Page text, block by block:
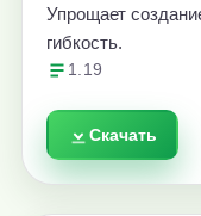
Упрощает
гибкость.
1.19
Скачать